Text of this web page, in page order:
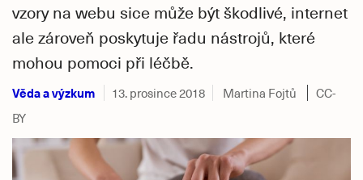
vzory na webu sice může být škodlivé, internet
ale zároveň poskytuje řadu nástrojů, které
mohou pomoci při léčbě.
Věda a výzkum 13. prosince 2018 Martina Fojtů
CC-
BY